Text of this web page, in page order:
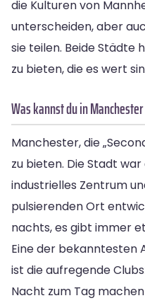
die Kulturen von
unterscheiden, aber
sie teilen. Beide Städte
zu bieten, die es wert
Was kannst du in
Manchester, die
zu bieten. Die Stadt
industrielles Zentrum
pulsierenden Ort
nachts, es gibt immer
Eine der bekanntesten
ist die aufregende
Nacht zum Tag